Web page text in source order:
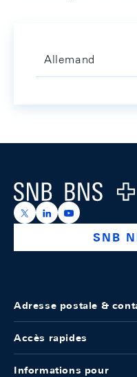
Allemand
Logo
https://x.com/snb_bns
https://https://
SNB
Adresse postale &
Accès rapides
Informations pour